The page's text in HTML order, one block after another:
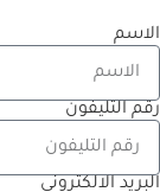
الاسم
رقم التليفون
البريد الالكتروني